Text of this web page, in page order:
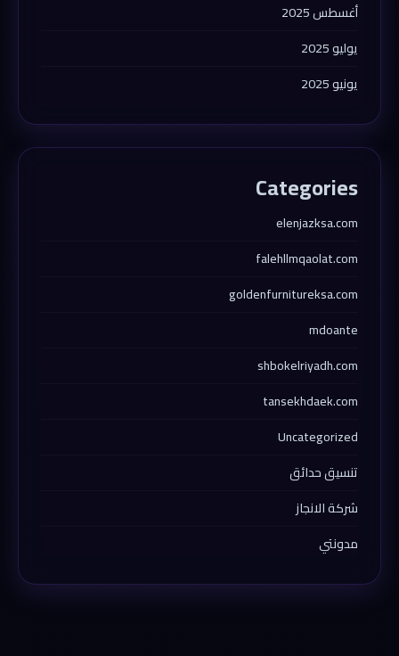
أغسطس 2025
يوليو 2025
يونيو 2025
Categories
elenjazksa.com
falehllmqaolat.com
goldenfurnitureksa.com
mdoante
shbokelriyadh.com
tansekhdaek.com
Uncategorized
تنسيق حدائق
شركة الانجاز
مدونتي